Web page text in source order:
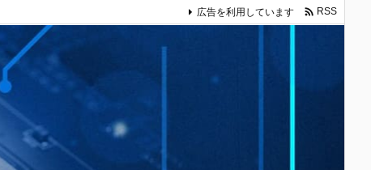
広告を利用しています  RSS